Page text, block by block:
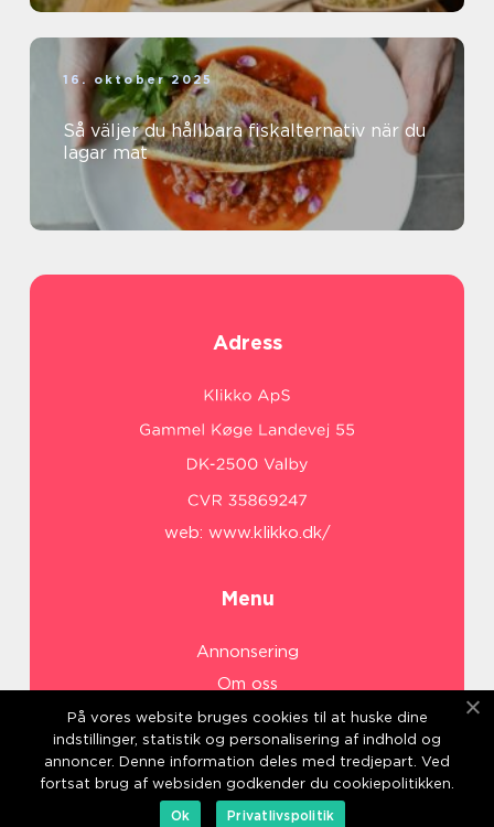
16. oktober 2025
Så väljer du hållbara fiskalternativ när du
lagar mat
Adress
web: www.klikko.dk/
Menu
Annonsering
Om oss
Cookies
Kontakta oss
Sitemap
På vores website bruges cookies til at huske dine
indstillinger, statistik og personalisering af indhold og
annoncer. Denne information deles med tredjepart. Ved
fortsat brug af websiden godkender du cookiepolitikken.
Ok
Privatlivspolitik